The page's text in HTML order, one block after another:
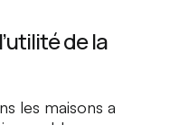
de la
les maisons a